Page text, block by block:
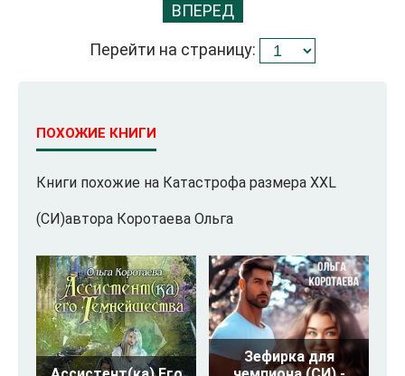
ВПЕРЕД
Перейти на страницу:
ПОХОЖИЕ КНИГИ
Книги похожие на Катастрофа размера XXL
(СИ)автора Коротаева Ольга
Зефирка для